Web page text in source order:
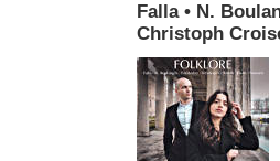
Falla • N.
Christoph